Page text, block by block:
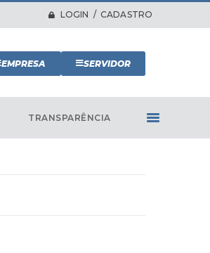
LOGIN / CADASTRO
EMPRESA SERVIDOR
TRANSPARÊNCIA